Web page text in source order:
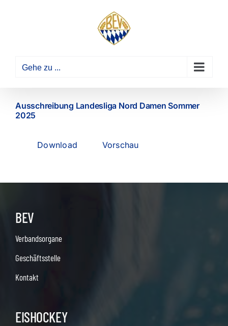
Gehe zu ...
Ausschreibung Landesliga Nord Damen Sommer
2025
Download Vorschau
BEV
Verbandsorgane
Geschäftsstelle
Kontakt
EISHOCKEY